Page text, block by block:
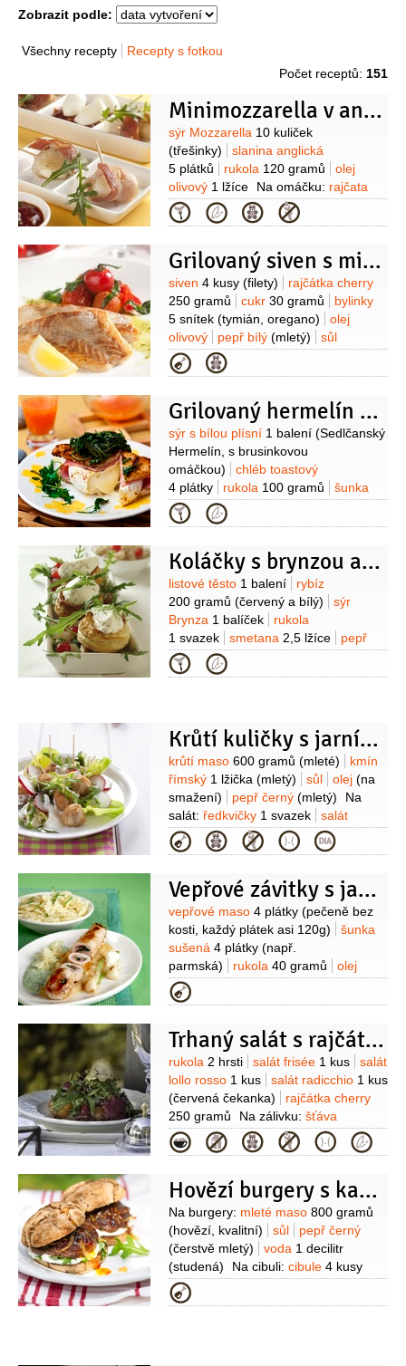
Zobrazit podle:
Všechny recepty
Recepty s fotkou
Počet receptů: 151
Minimozzarella v anglické slanině
Suroviny
sýr Mozzarella 10 kuliček
(třešinky)
slanina anglická
5 plátků
rukola 120 gramů
olej
olivový 1 lžíce Na omáčku: rajčata
sterilovaná
200 gramů
krájená i se šťávou)
cibule
2 stroužky
bazalka4 listy
pepř
černý 1 špetka (čerstvě drcený)
2 lžičky
(dle chuti ) 2 špetky
Kategorie
Grilovaný siven s minirajčátky
Suroviny
siven 4 kusy (filety)
rajčátka cherry
250 gramů
cukr 30 gramů
bylinky
5 snítek (tymián, oregano)
olej
olivový
pepř bílý (mletý)
sůl
mořská
rukola
piniové1 hrst
Kategorie
Grilovaný hermelín v toastu se šunkou, brusinkami a rukolou
Suroviny
sýr s bílou plísní 1 balení (Sedlčanský
Hermelín, s brusinkovou
omáčkou)
chléb toastový
4 plátky
rukola 100 gramů
šunka
8 plátků
olej olivový
Balsamico2 lžíce
med
součástí balení)
Kategorie
Koláčky s brynzou a rybízem
Suroviny
listové těsto 1 balení
rybíz
200 gramů (červený a bílý)
sýr
Brynza 1 balíček
rukola
1 svazek
smetana 2,5 lžíce
pepř
černý
(mletý)
potření)
mouka pšeničná hladká(na
Kategorie
Krůtí kuličky s jarním salátem
Suroviny
krůtí maso 600 gramů (mleté)
kmín
římský 1 lžička (mletý) sůl olej (na
smažení)
pepř černý (mletý)
Na
salát: ředkvičky 1 svazek
salát
hlávkový1 kus rukola 1/2balení
zálivku: jogurt bílý1 kelímek (řeckého
citronová(z půlky citronu) sůl
Kategorie
Vepřové závitky s jablečno-cibulovou marmeládou
Suroviny
vepřové maso 4 plátky (pečeně bez
kosti, každý plátek asi 120g)
šunka
sušená 4 plátky (např.
parmská)
rukola 40 gramů
olej
1 lžíce
500 gramů (letní, oloupaná)
cibulka
1 decilitr
cukr2 lžíce
hřebíček
4 kusy
pepř bílý1 špetka (mletý)
Na
omáčku:
cibulka jarní
1 svazek
smetana
2,5 decilitru
vývar
2,5 decilitru
mouka pšeničná hladká
2 lžíce
olej olivový2 lžíce sůl
Kategorie
Trhaný salát s rajčátky a citrusovou zálivkou
Suroviny
rukola 2 hrsti salát frisée 1 kus
salát
lollo rosso 1 kus salát radicchio 1 kus
(červená čekanka)
rajčátka cherry
250 gramů
Na zálivku: šťáva
citrusová2 decilitry
(z limetky, citronu
a pomeranče)
cukr třtinový
1 decilitr
sůl pepř černý (mletý)
Kategorie
Hovězí burgery s karamelizovanou ostrou cibulí
Suroviny
Na burgery: mleté maso 800 gramů
(hovězí, kvalitní)
sůl
pepř černý
(čerstvě mletý)
voda 1 decilitr
(studená)
Na cibuli: cibule 4 kusy
(menší)
2 lžíce
cukr třtinový2 lžíce
chilli
Kategorie